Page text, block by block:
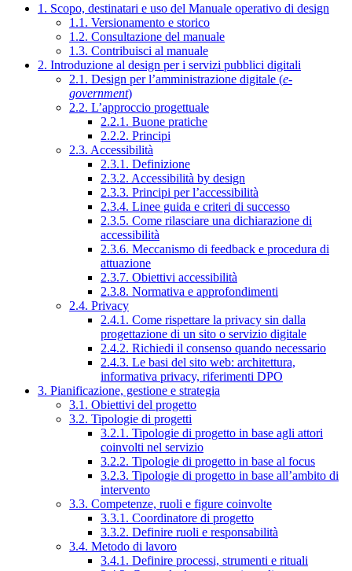
1. Scopo, destinatari e uso del Manuale operativo di design
1.1. Versionamento e storico
1.2. Consultazione del manuale
1.3. Contribuisci al manuale
2. Introduzione al design per i servizi pubblici digitali
2.1. Design per l’amministrazione digitale (e-
government)
2.2. L’approccio progettuale
2.2.1. Buone pratiche
2.2.2. Principi
2.3. Accessibilità
2.3.1. Definizione
2.3.2. Accessibilità by design
2.3.3. Principi per l’accessibilità
2.3.4. Linee guida e criteri di successo
2.3.5. Come rilasciare una dichiarazione di
accessibilità
2.3.6. Meccanismo di feedback e procedura di
attuazione
2.3.7. Obiettivi accessibilità
2.3.8. Normativa e approfondimenti
2.4. Privacy
2.4.1. Come rispettare la privacy sin dalla
progettazione di un sito o servizio digitale
2.4.2. Richiedi il consenso quando necessario
2.4.3. Le basi del sito web: architettura,
informativa privacy, riferimenti DPO
3. Pianificazione, gestione e strategia
3.1. Obiettivi del progetto
3.2. Tipologie di progetti
3.2.1. Tipologie di progetto in base agli attori
coinvolti nel servizio
3.2.2. Tipologie di progetto in base al focus
3.2.3. Tipologie di progetto in base all’ambito di
intervento
3.3. Competenze, ruoli e figure coinvolte
3.3.1. Coordinatore di progetto
3.3.2. Definire ruoli e responsabilità
3.4. Metodo di lavoro
3.4.1. Definire processi, strumenti e rituali